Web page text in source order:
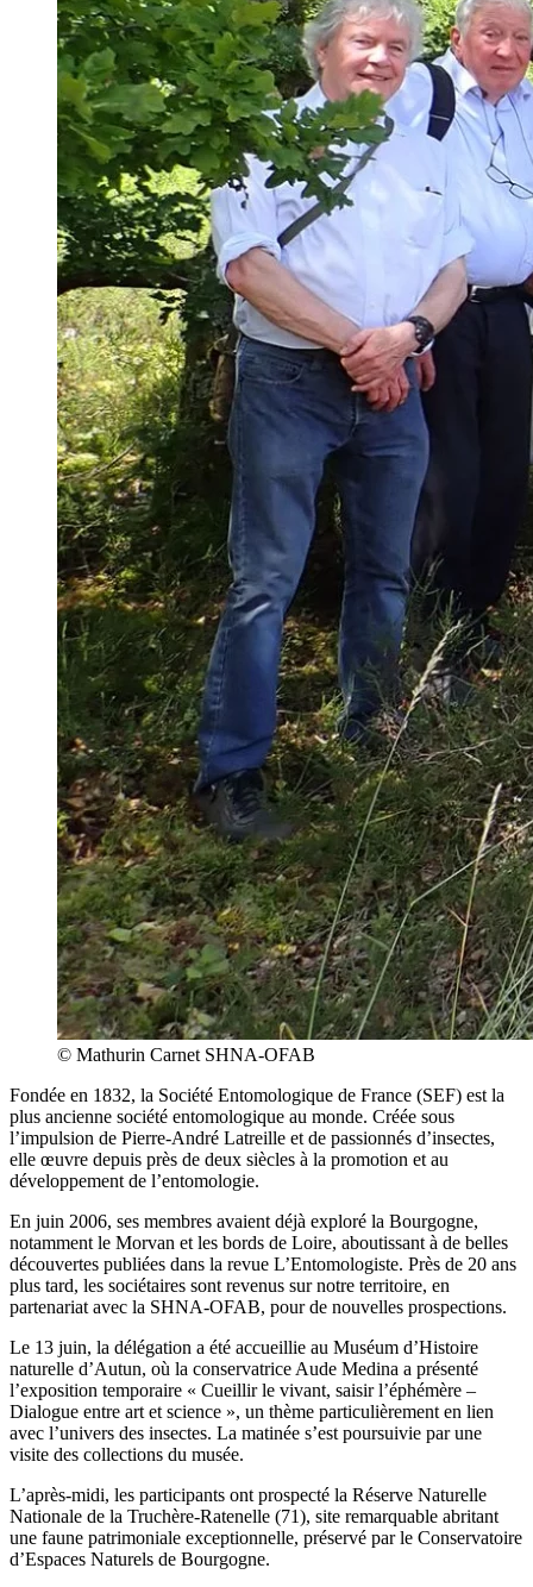
© Mathurin Carnet SHNA-OFAB
Fondée en 1832, la Société Entomologique de France (SEF) est la
plus ancienne société entomologique au monde. Créée sous
l’impulsion de Pierre-André Latreille et de passionnés d’insectes,
elle œuvre depuis près de deux siècles à la promotion et au
développement de l’entomologie.
En juin 2006, ses membres avaient déjà exploré la Bourgogne,
notamment le Morvan et les bords de Loire, aboutissant à de belles
découvertes publiées dans la revue L’Entomologiste. Près de 20 ans
plus tard, les sociétaires sont revenus sur notre territoire, en
partenariat avec la SHNA-OFAB, pour de nouvelles prospections.
Le 13 juin, la délégation a été accueillie au Muséum d’Histoire
naturelle d’Autun, où la conservatrice Aude Medina a présenté
l’exposition temporaire « Cueillir le vivant, saisir l’éphémère –
Dialogue entre art et science », un thème particulièrement en lien
avec l’univers des insectes. La matinée s’est poursuivie par une
visite des collections du musée.
L’après-midi, les participants ont prospecté la Réserve Naturelle
Nationale de la Truchère-Ratenelle (71), site remarquable abritant
une faune patrimoniale exceptionnelle, préservé par le Conservatoire
d’Espaces Naturels de Bourgogne.